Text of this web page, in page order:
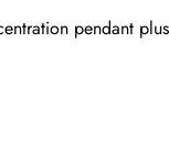
pendant